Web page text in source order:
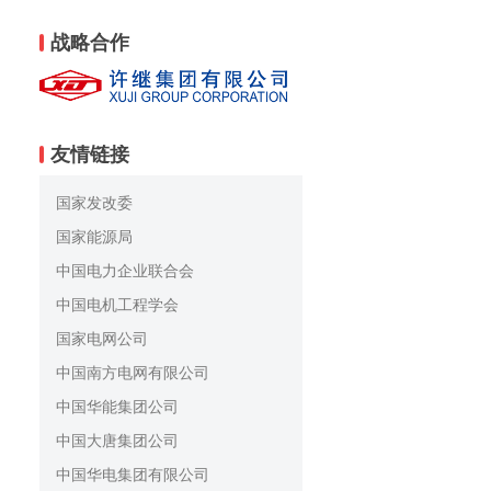
战略合作
友情链接
国家发改委
国家能源局
中国电力企业联合会
中国电机工程学会
国家电网公司
中国南方电网有限公司
中国华能集团公司
中国大唐集团公司
中国华电集团有限公司